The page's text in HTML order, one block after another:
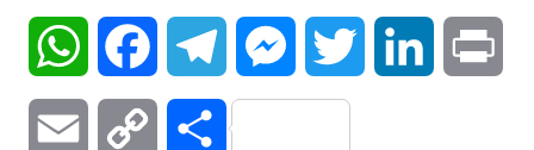
WhatsAppFacebookTelegramMessengerTwitter LinkedIn
Email Copy Compartilhar